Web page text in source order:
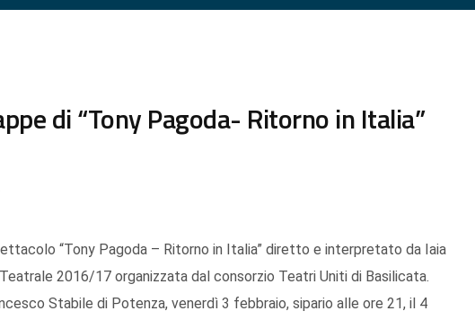
di “Tony Pagoda- Ritorno in Italia”
“Tony Pagoda – Ritorno in Italia” diretto e interpretato da Iaia
2016/17 organizzata dal consorzio Teatri Uniti di Basilicata.
Stabile di Potenza, venerdì 3 febbraio, sipario alle ore 21, il 4